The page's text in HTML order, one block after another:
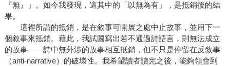
『無』」。如今我發現，這其中的「以無為有」，是抵銷後的結
果。
這裡所謂的抵銷，是在敘事可開展之處中止故事，並用下一
個敘事來抵銷。藉此，我試圖寫出若不通過詩語言，則無法成立
的故事——詩中無外涉的故事相互抵銷，但不只是停留在反敘事
（anti-narrative）的破壞性。我希望讀者讀完之後，能夠領會到